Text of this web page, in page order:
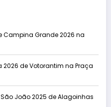
Campina Grande 2026 na
de Votorantim na Praça
João 2025 de Alagoinhas